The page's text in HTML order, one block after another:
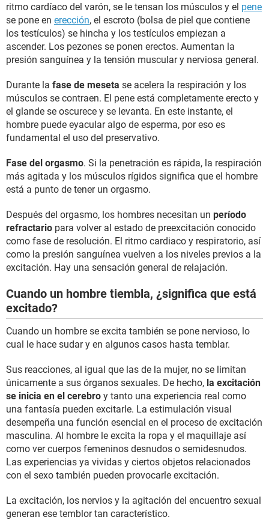
ritmo cardíaco del varón, se le tensan los músculos y el pene
se pone en erección, el escroto (bolsa de piel que contiene
los testículos) se hincha y los testículos empiezan a
ascender. Los pezones se ponen erectos. Aumentan la
presión sanguínea y la tensión muscular y nerviosa general.
Durante la fase de meseta se acelera la respiración y los
músculos se contraen. El pene está completamente erecto y
el glande se oscurece y se levanta. En este instante, el
hombre puede eyacular algo de esperma, por eso es
fundamental el uso del preservativo.
Fase del orgasmo. Si la penetración es rápida, la respiración
más agitada y los músculos rígidos significa que el hombre
está a punto de tener un orgasmo.
Después del orgasmo, los hombres necesitan un período
refractario para volver al estado de preexcitación conocido
como fase de resolución. El ritmo cardiaco y respiratorio, así
como la presión sanguínea vuelven a los niveles previos a la
excitación. Hay una sensación general de relajación.
Cuando un hombre tiembla, ¿significa que está
excitado?
Cuando un hombre se excita también se pone nervioso, lo
cual le hace sudar y en algunos casos hasta temblar.
Sus reacciones, al igual que las de la mujer, no se limitan
únicamente a sus órganos sexuales. De hecho, la excitación
se inicia en el cerebro y tanto una experiencia real como
una fantasía pueden excitarle. La estimulación visual
desempeña una función esencial en el proceso de excitación
masculina. Al hombre le excita la ropa y el maquillaje así
como ver cuerpos femeninos desnudos o semidesnudos.
Las experiencias ya vividas y ciertos objetos relacionados
con el sexo también pueden provocarle excitación.
La excitación, los nervios y la agitación del encuentro sexual
generan ese temblor tan característico.